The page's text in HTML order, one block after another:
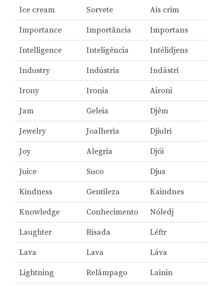
Ice cream Sorvete Ais crim
Importance Importância Importans
Intelligence Inteligência Intélidjens
Industry Indústria Indãstri
Irony Ironia Aironi
Jam Geleia Djêm
Jewelry Joalheria Djiulri
Joy Alegria Djói
Juice Suco Djus
Kindness Gentileza Kaindnes
Knowledge Conhecimento Nóledj
Laughter Risada Léftr
Lava Lava Láva
Lightning Relâmpago Lainin